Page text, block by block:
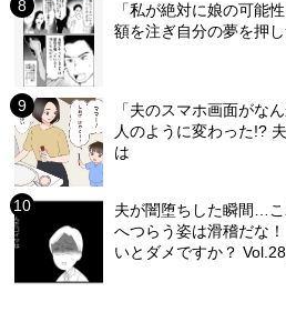
「私が絶対に娘の可能
額を注ぎ自分の夢を押
「夫のスマホ画面がな
人のように変わった!?
は
夫が闇堕ちした瞬間…
へつらう姿は滑稽だな
いとダメですか？ Vol.28